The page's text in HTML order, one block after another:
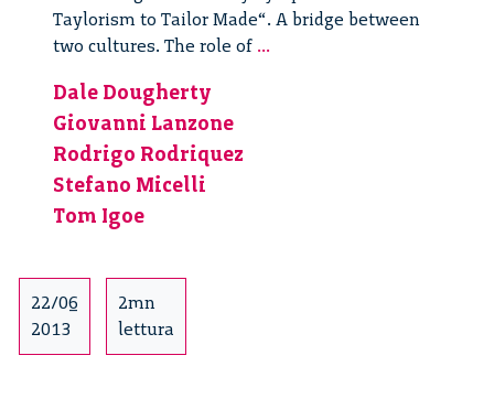
Taylorism to Tailor Made“. A bridge between
two cultures. The role of ...
Dale Dougherty
Giovanni Lanzone
Rodrigo Rodriquez
Stefano Micelli
Tom Igoe
22/06
2013
2mn
lettura